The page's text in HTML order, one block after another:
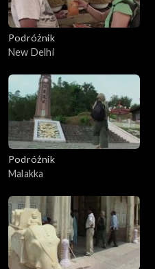
Podróżnik
New Delhi
Podróżnik
Malakka